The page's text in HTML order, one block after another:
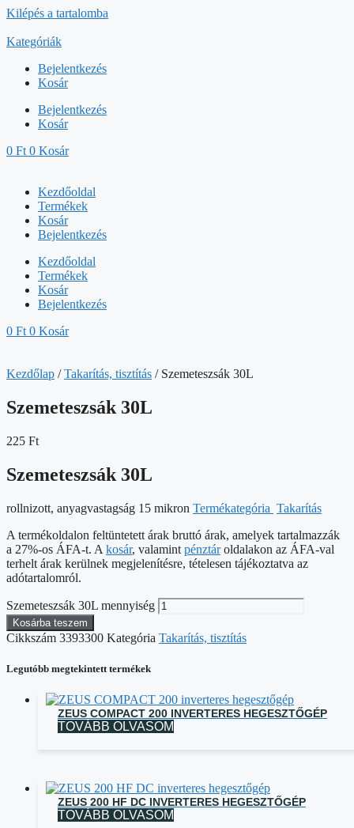
Kilépés a tartalomba
Kategóriák
Bejelentkezés
Kosár
Bejelentkezés
Kosár
0 Ft 0 Kosár
Kezdőoldal
Termékek
Kosár
Bejelentkezés
Kezdőoldal
Termékek
Kosár
Bejelentkezés
0 Ft 0 Kosár
Kezdőlap /Takarítás, tisztítás / Szemeteszsák 30L
Szemeteszsák 30L
225 Ft
Szemeteszsák 30L
rollnizott, anyagvastagság 15 mikron Termékategória Takarítás
A termékoldalon feltüntetett árak bruttó árak, amelyek tartalmazzák
a 27%-os ÁFA-t. A kosár, valamint pénztároldalakon az ÁFA-val
terhelt árak kerülnek megjelenítésre, tételesen tájékoztatva az
adótartalomról.
Szemeteszsák 30L mennyiség
Kosárba teszem
Cikkszám 3393300 Kategória Takarítás, tisztítás
Legutóbb megtekintett termékek
ZEUS COMPACT 200 INVERTERES HEGESZTŐGÉP
TOVÁBB OLVASOM
ZEUS 200 HF DC INVERTERES HEGESZTŐGÉP
TOVÁBB OLVASOM